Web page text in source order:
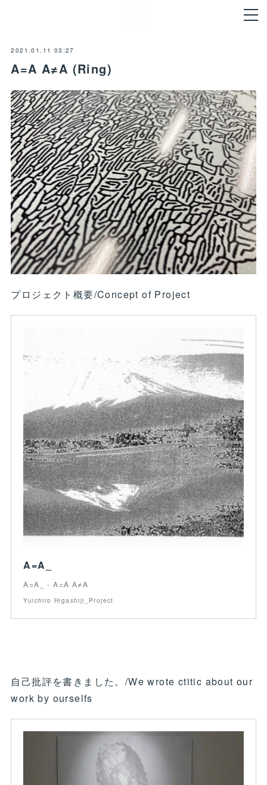
2021.01.11 03:27
A=A A≠A (Ring)
プロジェクト概要/Concept of Project
A=A_
A=A_ - A=A A≠A
Yuichiro Higashiji_Project
自己批評を書きました。/We wrote ctitic about our
work by ourselfs